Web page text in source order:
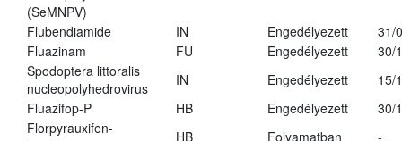
(SeMNPV)
Flubendiamide IN Engedélyezett
31/
Fluazinam
FU Engedélyezett
30/
Spodoptera littoralis
nucleopolyhedrovirus
IN Engedélyezett
15/
Fluazifop-P
HB Engedélyezett
30/
Florpyrauxifen-
HB Folyamatban
-